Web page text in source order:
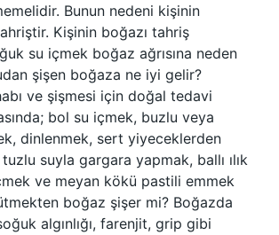
Bunun nedeni kişinin
Kişinin boğazı tahriş
su içmek boğaz ağrısına neden
şişen boğaza ne iyi gelir?
ve şişmesi için doğal tedavi
bol su içmek, buzlu veya
dinlenmek, sert yiyeceklerden
suyla gargara yapmak, ballı ılık
ve meyan kökü pastili emmek
boğaz şişer mi? Boğazda
algınlığı, farenjit, grip gibi